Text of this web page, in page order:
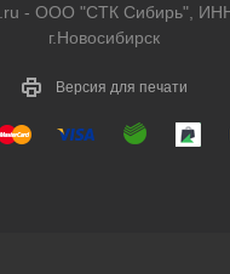
- ООО "СТК Сибирь",
г.Новосибирск
Версия для печати